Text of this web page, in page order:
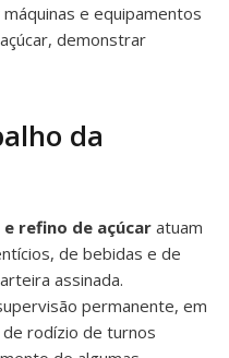
e equipamentos
demonstrar
da
refino de açúcar atuam
de bebidas e de
assinada.
permanente, em
rodízio de turnos